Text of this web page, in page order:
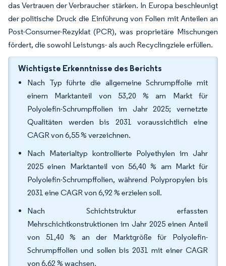
das Vertrauen der Verbraucher stärken. In Europa beschleunigt
der politische Druck die Einführung von Folien mit Anteilen an
Post-Consumer-Rezyklat (PCR), was proprietäre Mischungen
fördert, die sowohl Leistungs- als auch Recyclingziele erfüllen.
Wichtigste Erkenntnisse des Berichts
Nach Typ führte die allgemeine Schrumpffolie mit
einem Marktanteil von 53,20 % am Markt für
Polyolefin-Schrumpffolien im Jahr 2025; vernetzte
Qualitäten werden bis 2031 voraussichtlich eine
CAGR von 6,55 % verzeichnen.
Nach Materialtyp kontrollierte Polyethylen im Jahr
2025 einen Marktanteil von 56,40 % am Markt für
Polyolefin-Schrumpffolien, während Polypropylen bis
2031 eine CAGR von 6,92 % erzielen soll.
Nach Schichtstruktur erfassten
Mehrschichtkonstruktionen im Jahr 2025 einen Anteil
von 51,40 % an der Marktgröße für Polyolefin-
Schrumpffolien und sollen bis 2031 mit einer CAGR
von 6,62 % wachsen.